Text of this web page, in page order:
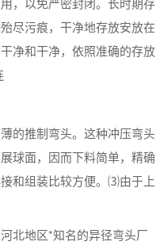
尽污痕，干净地存放安放在
净和干净，依照准确的存放
的推制弯头。这种冲压弯头
球面，因而下料简单，精确
和组装比较方便。⑶由于上
北地区*知名的异径弯头厂